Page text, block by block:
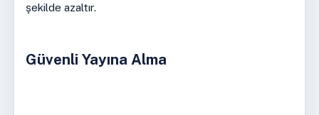
şekilde azaltır.
Güvenli Yayına Alma